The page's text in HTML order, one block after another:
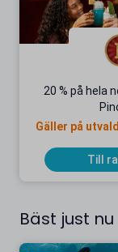
20 % på hela
Gäller på
Till
Bäst just nu